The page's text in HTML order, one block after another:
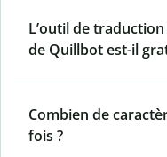
L’outil de
de Quillbot est-il
Combien de
fois ?